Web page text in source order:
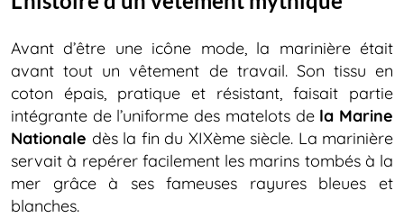
Avant d’être une icône mode, la marinière était
avant tout un vêtement de travail. Son tissu en
coton épais, pratique et résistant, faisait partie
intégrante de l’uniforme des matelots de la Marine
Nationale dès la fin du XIXème siècle. La marinière
servait à repérer facilement les marins tombés à la
mer grâce à ses fameuses rayures bleues et
blanches.